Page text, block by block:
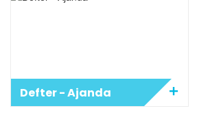
Defter - Ajanda